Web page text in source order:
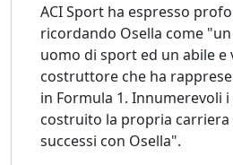
ACI Sport ha espresso
ricordando Osella come
uomo di sport ed un abile e
costruttore che ha
in Formula 1. Innumerevoli
costruito la propria
successi con Osella".